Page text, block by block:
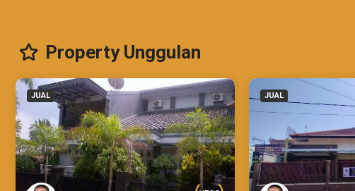
Property Unggulan
JUAL JUAL